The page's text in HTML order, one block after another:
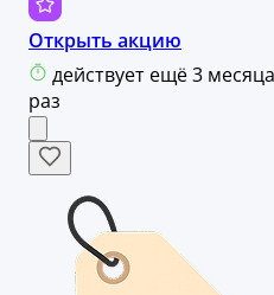
Открыть акцию
действует ещё 3 месяца
раз